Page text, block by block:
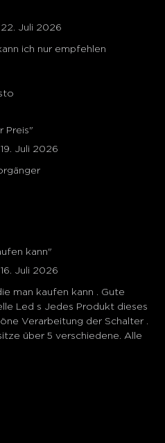
Juli 2026
ich nur empfehlen
Preis"
Juli 2026
kann"
Juli 2026
man kaufen kann . Gute
Led s Jedes Produkt dieses
Verarbeitung der Schalter .
über 5 verschiedene. Alle